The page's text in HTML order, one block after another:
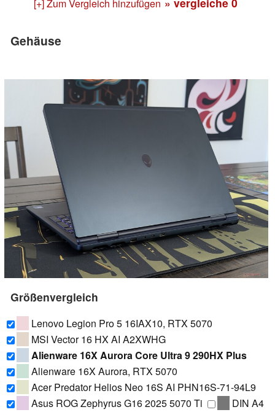
[+] Zum Vergleich hinzufügen
Gehäuse
Größenvergleich
Lenovo Legion Pro 5 16IAX10, RTX 5070
MSI Vector 16 HX AI A2XWHG
Alienware 16X Aurora Core Ultra 9 290HX Plus
Alienware 16X Aurora, RTX 5070
Acer Predator Helios Neo 16S AI PHN16S-71-94L9
Asus ROG Zephyrus G16 2025 5070 Ti
DIN A4